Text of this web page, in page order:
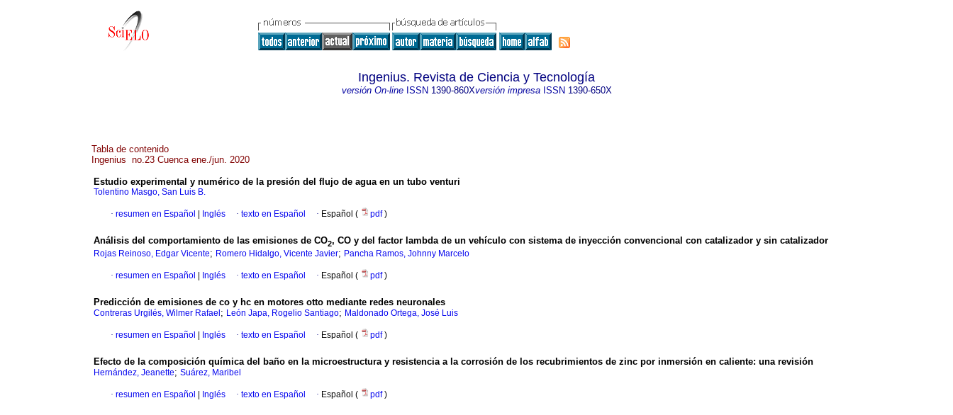
Ingenius. Revista de Ciencia y Tecnología
versión On-lineISSN 1390-860Xversión impresaISSN 1390-650X
Tabla de contenido
Ingenius no.23 Cuenca ene./jun. 2020
Estudio experimental y numérico de la presión del flujo de agua en un tubo venturi
Tolentino Masgo, San Luis B.
· resumen en Español Inglés · texto en Español · Español ( pdf)
Análisis del comportamiento de las emisiones de CO2, CO y del factor lambda de un vehículo con sistema de inyección convencional con catalizador y sin catalizador
Rojas Reinoso, Edgar Vicente; Romero Hidalgo, Vicente Javier; Pancha Ramos, Johnny Marcelo
· resumen en Español Inglés · texto en Español · Español ( pdf)
Predicción de emisiones de co y hc en motores otto mediante redes neuronales
Contreras Urgilés, Wilmer Rafael ; León Japa, Rogelio Santiago; Maldonado Ortega, José Luis
· resumen en Español Inglés · texto en Español · Español ( pdf)
Efecto de la composición química del baño en la microestructura y resistencia a la corrosión de los recubrimientos de zinc por inmersión en caliente: una revisión
Hernández, Jeanette; Suárez, Maribel
· resumen en Español Inglés · texto en Español · Español ( pdf)